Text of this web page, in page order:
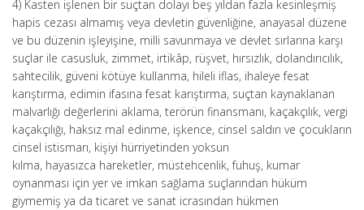
4) Kasten işlenen bir suçtan dolayı beş yıldan fazla kesinleşmiş
hapis cezası almamış veya devletin güvenliğine, anayasal düzene
ve bu düzenin işleyişine, milli savunmaya ve devlet sırlarına karşı
suçlar ile casusluk, zimmet, irtikâp, rüşvet, hırsızlık, dolandırıcılık,
sahtecilik, güveni kötüye kullanma, hileli iflas, ihaleye fesat
karıştırma, edimin ifasına fesat karıştırma, suçtan kaynaklanan
malvarlığı değerlerini aklama, terörün finansmanı, kaçakçılık, vergi
kaçakçılığı, haksız mal edinme, işkence, cinsel saldırı ve çocukların
cinsel istismarı, kişiyi hürriyetinden yoksun
kılma, hayasızca hareketler, müstehcenlik, fuhuş, kumar
oynanması için yer ve imkan sağlama suçlarından hüküm
giymemiş ya da ticaret ve sanat icrasından hükmen